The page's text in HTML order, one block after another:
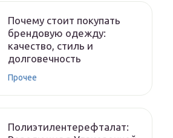
Почему стоит покупать
брендовую одежду:
качество, стиль и
долговечность
Прочее
Полиэтилентерефталат: